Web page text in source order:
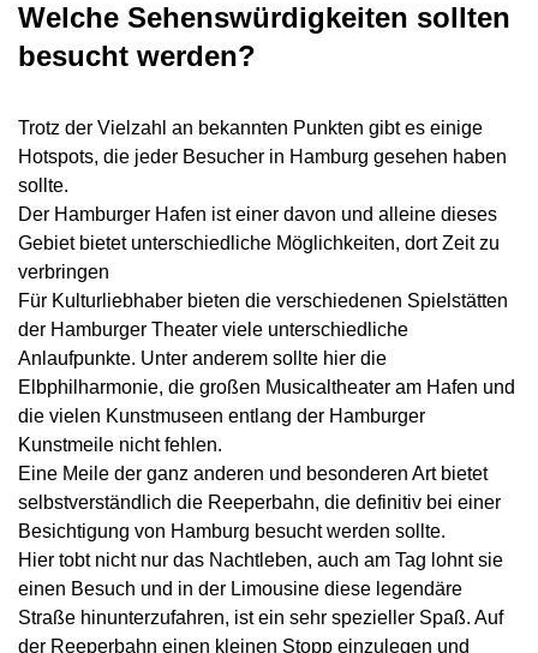
Welche Sehenswürdigkeiten sollten
besucht werden?
Trotz der Vielzahl an bekannten Punkten gibt es einige
Hotspots, die jeder Besucher in Hamburg gesehen haben
sollte.
Der Hamburger Hafen ist einer davon und alleine dieses
Gebiet bietet unterschiedliche Möglichkeiten, dort Zeit zu
verbringen
Für Kulturliebhaber bieten die verschiedenen Spielstätten
der Hamburger Theater viele unterschiedliche
Anlaufpunkte. Unter anderem sollte hier die
Elbphilharmonie, die großen Musicaltheater am Hafen und
die vielen Kunstmuseen entlang der Hamburger
Kunstmeile nicht fehlen.
Eine Meile der ganz anderen und besonderen Art bietet
selbstverständlich die Reeperbahn, die definitiv bei einer
Besichtigung von Hamburg besucht werden sollte.
Hier tobt nicht nur das Nachtleben, auch am Tag lohnt sie
einen Besuch und in der Limousine diese legendäre
Straße hinunterzufahren, ist ein sehr spezieller Spaß. Auf
der Reeperbahn einen kleinen Stopp einzulegen und